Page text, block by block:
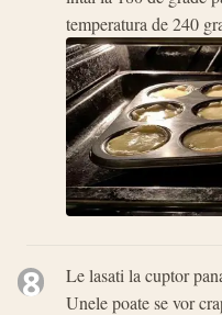
temperatura de 240
8
Le lasati la cuptor
Unele poate se vor